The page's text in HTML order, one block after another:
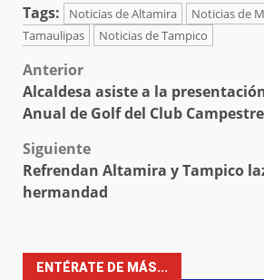
Tags:
Noticias de Altamira Noticias de
Tamaulipas
Noticias de Tampico
Post
navigation
Anterior
Alcaldesa asiste a la
Anual de Golf del Club
Siguiente
Refrendan Altamira y Tampico
hermandad
ENTÉRATE DE MÁS...